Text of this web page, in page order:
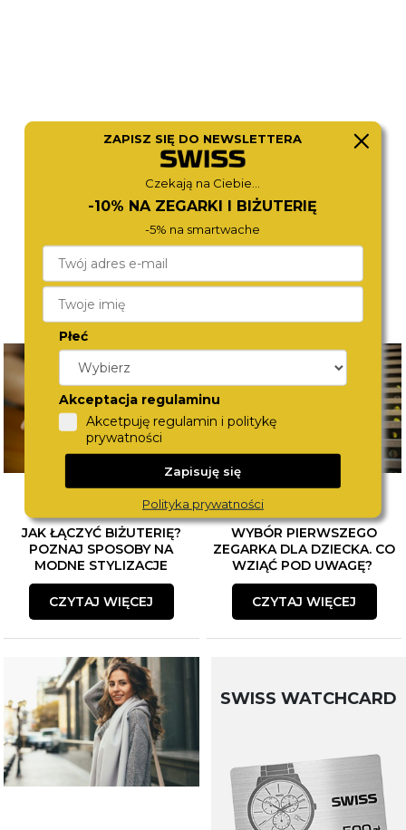
CITIZEN ROAMER
JAK ŁĄCZYĆ BIŻUTERIĘ?
POZNAJ SPOSOBY NA
MODNE STYLIZACJE
CZYTAJ WIĘCEJ
WYBÓR PIERWSZEGO
ZEGARKA DLA DZIECKA. CO
WZIĄĆ POD UWAGĘ?
CZYTAJ WIĘCEJ
SWISS WATCHCARD
ZAPISZ SIĘ DO NEWSLETTERA
Czekają na Ciebie...
-10% NA ZEGARKI I BIŻUTERIĘ
-5% na smartwache
Płeć
Akceptacja regulaminu
Akcetpuję regulamin i politykę
prywatności
Zapisuję się
Polityka prywatności